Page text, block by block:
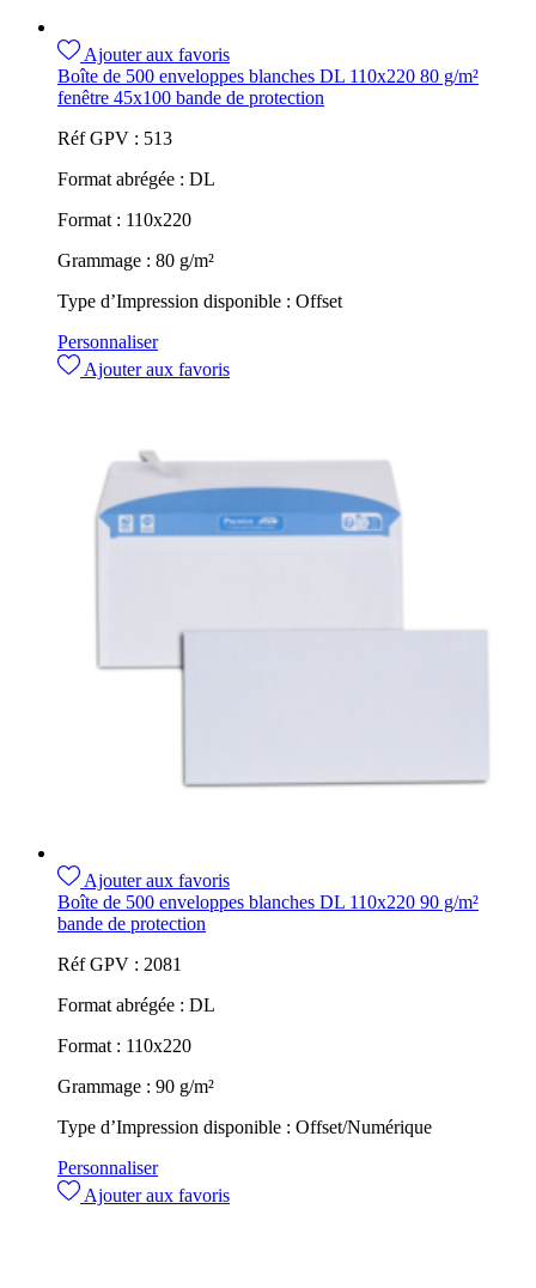
Ajouter aux favoris
Boîte de 500 enveloppes blanches DL 110x220 80 g/m²
fenêtre 45x100 bande de protection
Réf GPV : 513
Format abrégée : DL
Format : 110x220
Grammage : 80 g/m²
Type d’Impression disponible : Offset
Personnaliser
Ajouter aux favoris
Ajouter aux favoris
Boîte de 500 enveloppes blanches DL 110x220 90 g/m²
bande de protection
Réf GPV : 2081
Format abrégée : DL
Format : 110x220
Grammage : 90 g/m²
Type d’Impression disponible : Offset/Numérique
Personnaliser
Ajouter aux favoris